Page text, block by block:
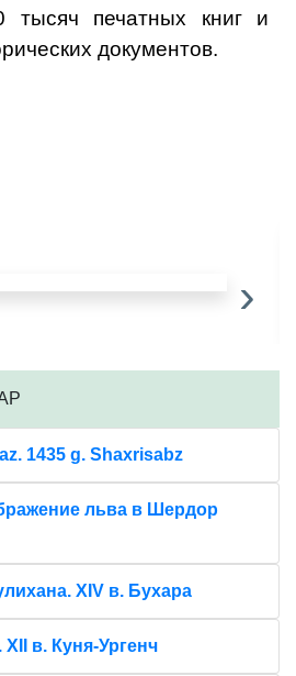
тысяч печатных книг и
документов.
›
1435 g. Shaxrisabz
льва в Шердор
XIV в. Бухара
в. Куня-Ургенч